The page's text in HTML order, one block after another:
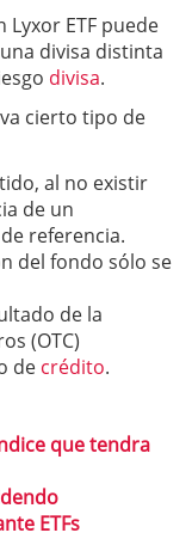
ETF puede
divisa distinta
divisa.
cierto tipo de
al no existir
de un
referencia.
del fondo sólo se
de la
(OTC)
de crédito.
que tendra
ETFs